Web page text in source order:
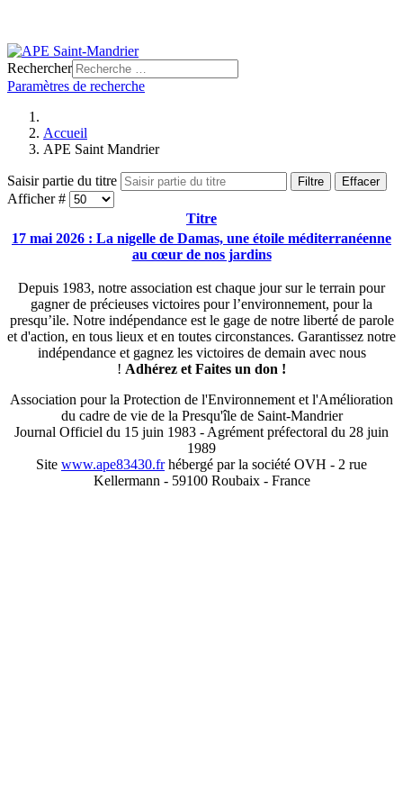
Rechercher
Paramètres de recherche
Accueil
APE Saint Mandrier
Saisir partie du titre Filtre Effacer
Afficher #
Titre
17 mai 2026 : La nigelle de Damas, une étoile méditerranéenne
au cœur de nos jardins
Depuis 1983, notre association est chaque jour sur le terrain pour
gagner de précieuses victoires pour l’environnement, pour la
presqu’ile. Notre indépendance est le gage de notre liberté de parole
et d'action, en tous lieux et en toutes circonstances. Garantissez notre
indépendance et gagnez les victoires de demain avec nous
! Adhérez et Faites un don !
Association pour la Protection de l'Environnement et l'Amélioration
du cadre de vie de la Presqu'île de Saint-Mandrier
Journal Officiel du 15 juin 1983 - Agrément préfectoral du 28 juin
1989
Site www.ape83430.frhébergé par la société OVH - 2 rue
Kellermann - 59100 Roubaix - France